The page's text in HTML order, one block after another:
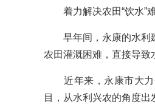
着力解决农田“饮水”
早年间，永康的水利建
农田灌溉困难，直接导致
近年来，永康市大力
目，从水利兴农的角度出